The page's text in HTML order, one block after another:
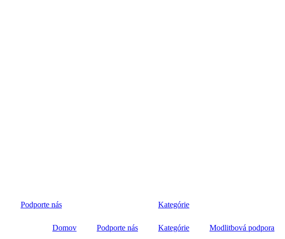
Podporte nás Kategórie
Domov Podporte nás Kategórie Modlitbová podpora